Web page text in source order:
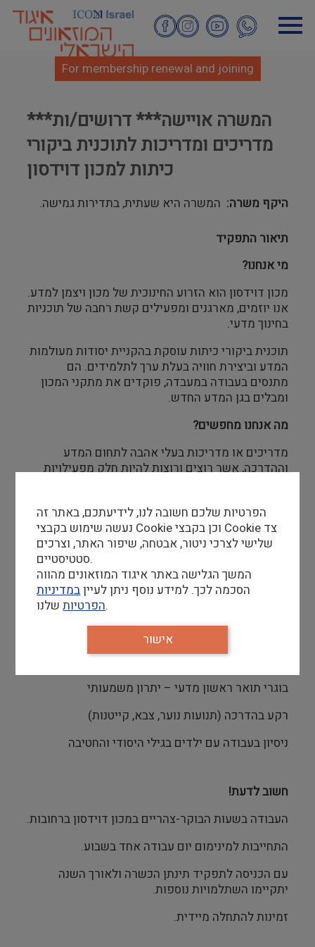
Skip
For membership renewal and joining
***המשרה אויישה*** דרושים/ות
מדריכים ומדריכות לתוכנית ביקורי
כיתות למכון דוידסון
היקף משרה המשרה היא שעתית, בתדירות גמישה.
תיאור התפקיד
מי אנחנו?
מכון דוידסון הוא הזרוע החינוכית של מכון ויצמן למדע.
אנו יוזמים, מארגנים ומפעילים קשת רחבה של תוכניות
בחינוך מדעי.
תוכנית ביקורי כיתות עוסקת בהקניית יסודות מעולמות
המדע וביצירת חוויה בעלת ערך לתלמידים. הם
מתנסים בעבודה במעבדה, פוקדים את מתקני המכון
ומבלים בגן המדע החדש.
מה אנחנו מחפשים?
מדריכים או מדריכות בעלי אהבה לתחום המדע
וההדרכה, אשר רוצים ורוצות להיות חלק מפעילויות
בוגרים או בוגרות של מגמה מדעית בתיכון – חובה
סטודנטים וסטודנטיות לתואר ראשון מדעי
בוגרי תואר ראשון מדעי – יתרון משמעותי
רקע בהדרכה (תנועות נוער, צבא, קייטנות)
ניסיון בעבודה עם ילדים בגילי היסודי והחטיבה
חשוב לדעת!
העבודה בשעות הבוקר-צהריים במכון דוידסון ברחובות.
התחייבות למינימום יום עבודה אחד בשבוע.
עם הכניסה לתפקיד תינתן הכשרה ולאורך השנה
יתקיימו השתלמויות נוספות.
זמינות להתחלה מיידית.
הפרטיות שלכם חשובה לנו, לידיעתכם, באתר זה
נעשה שימוש בקבצי Cookie וכן בקבצי Cookie צד
שלישי לצרכי ניטור, אבטחה, שיפור האתר, וצרכים
סטטיסטיים.
המשך הגלישה באתר איגוד המוזאונים מהווה
הסכמה לכך. למידע נוסף ניתן לעייןבמדיניות
הפרטיותשלנו.
אישור